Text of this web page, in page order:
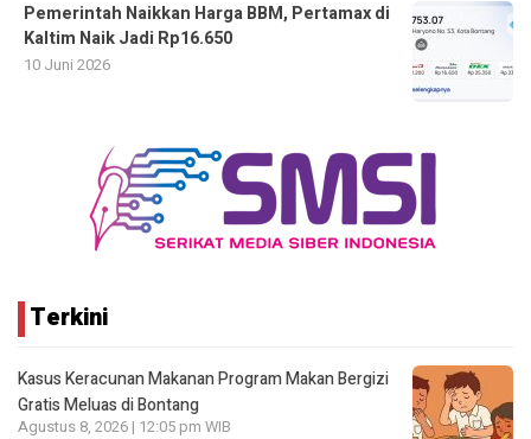
Pemerintah Naikkan Harga BBM, Pertamax di
Kaltim Naik Jadi Rp16.650
10 Juni 2026
Terkini
Kasus Keracunan Makanan Program Makan Bergizi
Gratis Meluas di Bontang
Agustus 8, 2026 | 12:05 pm WIB